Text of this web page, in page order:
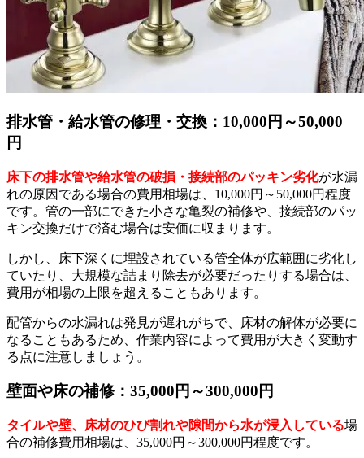
排水管・給水管の修理・交換：10,000円～50,000
円
床下の排水管や給水管の破損・接続部のパッキン劣化が水漏
れの原因である場合の費用相場は、10,000円～50,000円程度
です。管の一部にできた小さな亀裂の補修や、接続部のパッ
キン交換だけで済む場合は安価に収まります。
しかし、床下深くに埋設されている管全体が広範囲に劣化し
ていたり、大規模な詰まり除去が必要だったりする場合は、
費用が相場の上限を超えることもあります。
配管からの水漏れは発見が遅れがちで、床材の解体が必要に
なることもあるため、作業内容によって費用が大きく変動す
る点に注意しましょう。
壁面や床の補修：35,000円～300,000円
タイルや壁、床材のひび割れや隙間から水が浸入している場
合の補修費用相場は、35,000円～300,000円程度です。